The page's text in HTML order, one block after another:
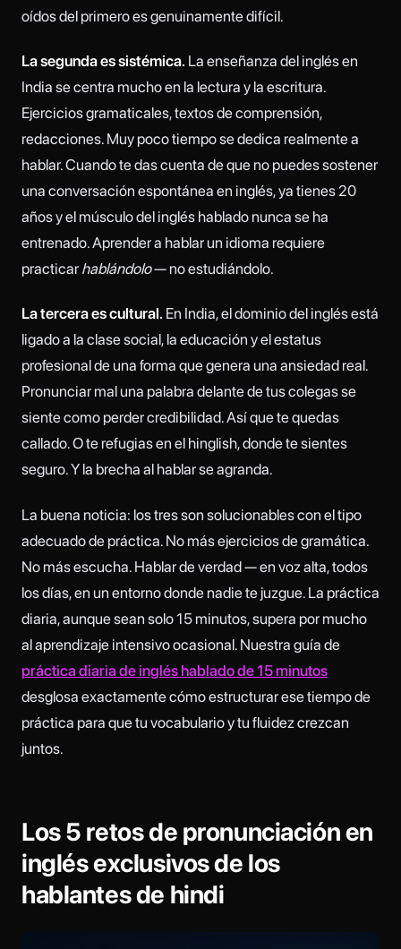
oídos del primero es genuinamente difícil.
La segunda es sistémica. La enseñanza del inglés en
India se centra mucho en la lectura y la escritura.
Ejercicios gramaticales, textos de comprensión,
redacciones. Muy poco tiempo se dedica realmente a
hablar. Cuando te das cuenta de que no puedes sostener
una conversación espontánea en inglés, ya tienes 20
años y el músculo del inglés hablado nunca se ha
entrenado. Aprender a hablar un idioma requiere
practicar hablándolo— no estudiándolo.
La tercera es cultural. En India, el dominio del inglés está
ligado a la clase social, la educación y el estatus
profesional de una forma que genera una ansiedad real.
Pronunciar mal una palabra delante de tus colegas se
siente como perder credibilidad. Así que te quedas
callado. O te refugias en el hinglish, donde te sientes
seguro. Y la brecha al hablar se agranda.
La buena noticia: los tres son solucionables con el tipo
adecuado de práctica. No más ejercicios de gramática.
No más escucha. Hablar de verdad — en voz alta, todos
los días, en un entorno donde nadie te juzgue. La práctica
diaria, aunque sean solo 15 minutos, supera por mucho
al aprendizaje intensivo ocasional. Nuestra guía de
práctica diaria de inglés hablado de 15 minutos
desglosa exactamente cómo estructurar ese tiempo de
práctica para que tu vocabulario y tu fluidez crezcan
juntos.
Los 5 retos de pronunciación en
inglés exclusivos de los
hablantes de hindi